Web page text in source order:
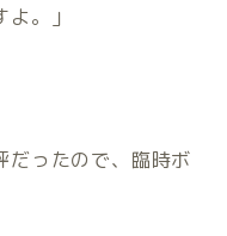
。」
だったので、臨時ボ